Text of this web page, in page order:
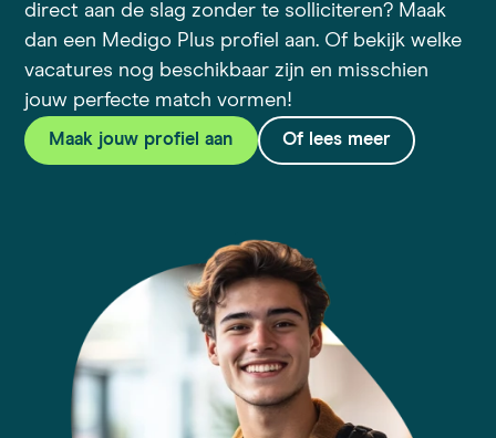
direct aan de slag zonder te solliciteren? Maak
dan een Medigo Plus profiel aan. Of bekijk welke
vacatures nog beschikbaar zijn en misschien
jouw perfecte match vormen!
Maak jouw profiel aan Of lees meer